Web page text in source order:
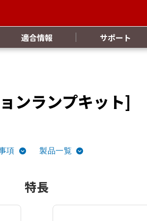
適合情報 サポート
ンランプキット]
項 製品一覧
特長